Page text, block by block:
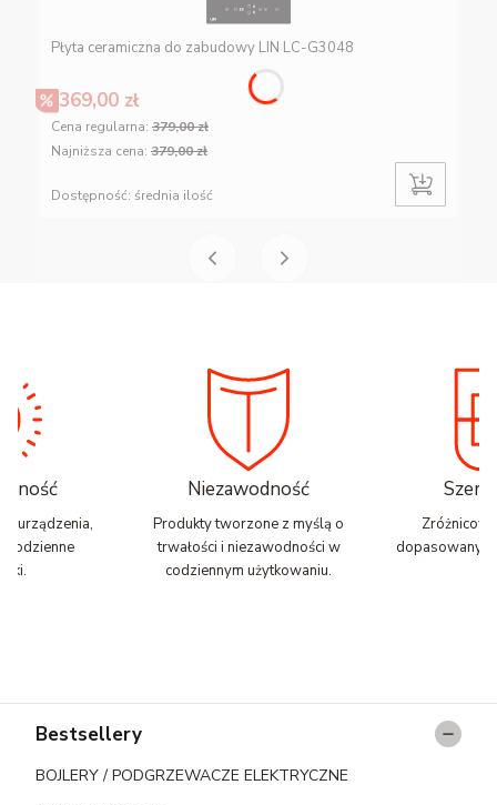
Płyta ceramiczna do zabudowy LIN LC-G3048
369,00 zł
Cena regularna: 379,00 zł
Najniższa cena: 379,00 zł
Dostępność: średnia ilość
urządzenia,
codzienne
Niezawodność
Produkty tworzone z myślą o
trwałości i niezawodności w
codziennym użytkowaniu.
dopasowany
Linki w stopce
Bestsellery
BOJLERY / PODGRZEWACZE ELEKTRYCZNE